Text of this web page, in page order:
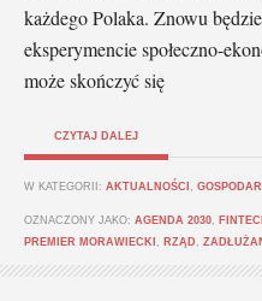
każdego Polaka. Znowu
eksperymencie społeczno-
może skończyć się
CZYTAJ DALEJ
W KATEGORII: AKTUALNOŚCI
OZNACZONY JAKO: AGENDA 2030
PREMIER MORAWIECKI
RZĄD